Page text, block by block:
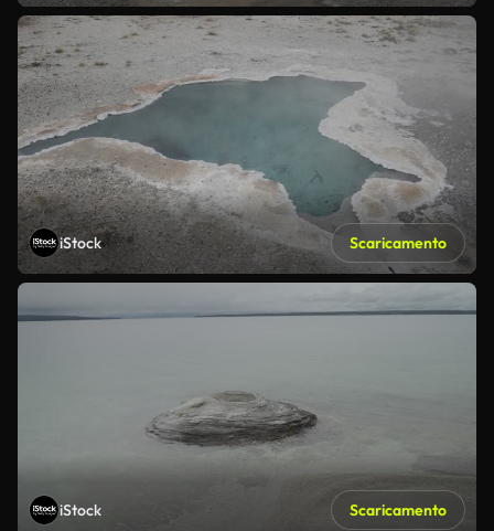
iStock Scaricamento
iStock Scaricamento